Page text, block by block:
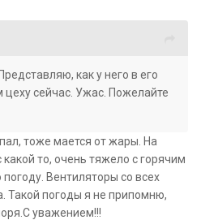
как у него в его
сейчас. Ужас. Пожелайте
тоже мается от жары. На
то, очень тяжело с горячим
Вентиляторы со всех
Такой погоды я не припомню,
уважением!!!